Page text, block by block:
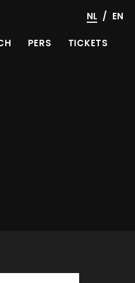
PERS TICKETS
NL / EN